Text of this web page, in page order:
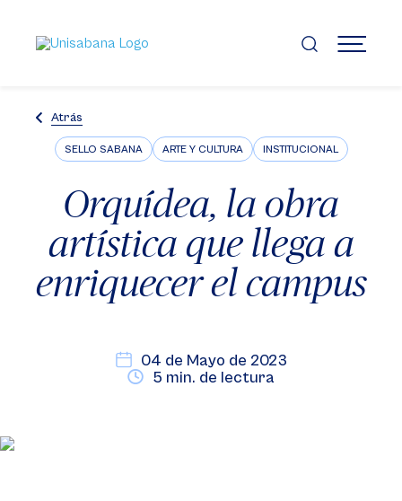
contenido
principal
MENÚ
Atrás
SELLO SABANA ARTE Y CULTURA INSTITUCIONAL
Orquídea, la obra
artística que llega a
enriquecer el campus
04 de Mayo de 2023
5 min. de lectura